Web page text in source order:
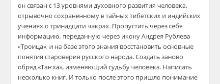
он связан с 13 уровнями духовного развития человека,
отрывочно сохраненному в тайных тибетских и индийских
учениях о тринадцати чакрах. Пропустить через себя
информацию, переданную через икону Андрея Рублева
«Троица», и на базе этого знания восстановить основные
понятия староверия русского народа. Создать заново
обряд «Таҥха», изменяющий судьбу человека. Написать
несколько книг. И только после этого пришло понимание